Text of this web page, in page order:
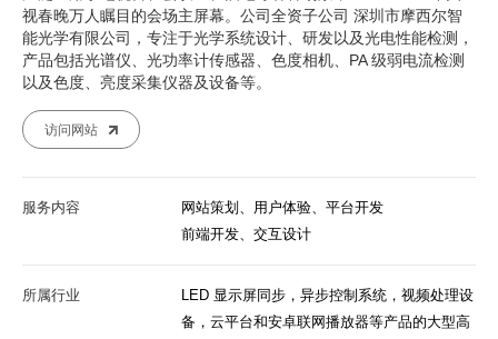
视春晚万人瞩目的会场主屏幕。公司全资子公司 深圳市摩西尔智
能光学有限公司，专注于光学系统设计、研发以及光电性能检测，
产品包括光谱仪、光功率计传感器、色度相机、PA 级弱电流检测
以及色度、亮度采集仪器及设备等。
访问网站
服务内容
网站策划、用户体验、平台开发
前端开发、交互设计
所属行业
LED 显示屏同步，异步控制系统，视频处理设
备，云平台和安卓联网播放器等产品的大型高